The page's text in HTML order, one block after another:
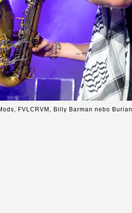
FVLCRVM, Billy Barman nebo Burian